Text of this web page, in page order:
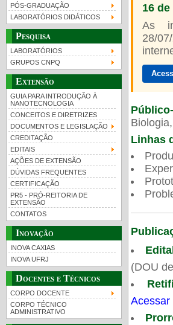
PÓS-GRADUAÇÃO
LABORATÓRIOS DIDÁTICOS
Pesquisa
LABORATÓRIOS
GRUPOS CNPQ
Extensão
GUIA PARA INTRODUÇÃO À
NANOTECNOLOGIA
CONCEITOS E DIRETRIZES
DOCUMENTOS E LEGISLAÇÃO
CREDITAÇÃO
EDITAIS
AÇÕES DE EXTENSÃO
DÚVIDAS FREQUENTES
CERTIFICAÇÃO
PR5 - PRÓ-REITORIA DE
EXTENSÃO
CONTATOS
Inovação
INOVA CAXIAS
INOVA UFRJ
Docentes e Técnicos
CORPO DOCENTE
CORPO TÉCNICO
ADMINISTRATIVO
16
As
28/
Linhas
(DOU
Acessar